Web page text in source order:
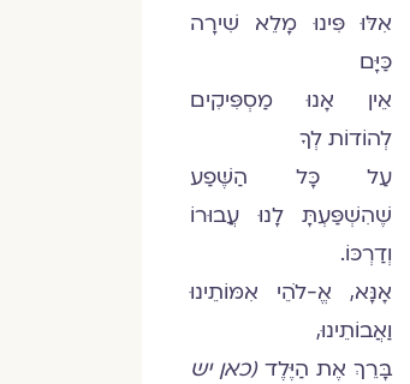
אִלּוּ פִּינוּ מָלֵא שִׁירָה
כַּיָּם
אֵין אָנוּ מַסְפִּיקִים
לְהוֹדוֹת לְךָ
עַל כָּל הַשֶּׁפַע
שֶׁהִשְׁפַּעְתָּ לָנוּ עֲבוּרוֹ
וְדַרְכּוֹ.
אָנָּא, אֱ-לֹהֵי אִמּוֹתֵינוּ
וַאֲבוֹתֵינוּ,
בָּרֵךְ אֶת הַיֶּלֶד(כאן יש